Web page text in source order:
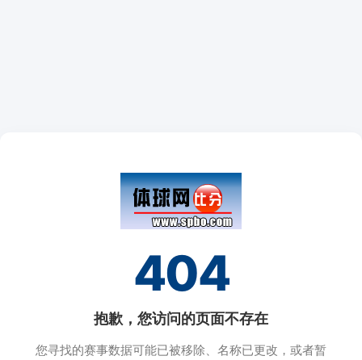
404
抱歉，您访问的页面不存在
您寻找的赛事数据可能已被移除、名称已更改，或者暂